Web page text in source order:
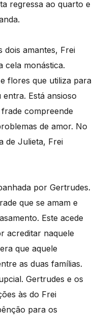
regressa ao quarto e
dois amantes, Frei
cela monástica.
flores que utiliza para
Está ansioso
compreende
de amor. No
de Julieta, Frei
por Gertrudes.
que se amam e
Este acede
acreditar naquele
que aquele
as duas famílias.
Gertrudes e os
às do Frei
para os